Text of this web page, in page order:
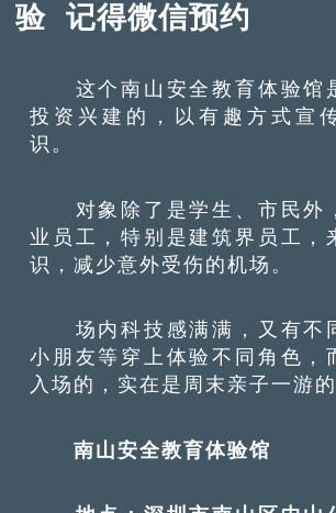
验 记得微信预约
这个南山安全教育体验馆
投资兴建的，以有趣方式宣
识。
对象除了是学生、市民外
业员工，特别是建筑界员工，
识，减少意外受伤的机场。
场内科技感满满，又有不
小朋友等穿上体验不同角色，
入场的，实在是周末亲子一游的
南山安全教育体验馆